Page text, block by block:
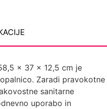
x 37 x 12,5 cm je
Zaradi pravokotne
sanitarne
uporabo in